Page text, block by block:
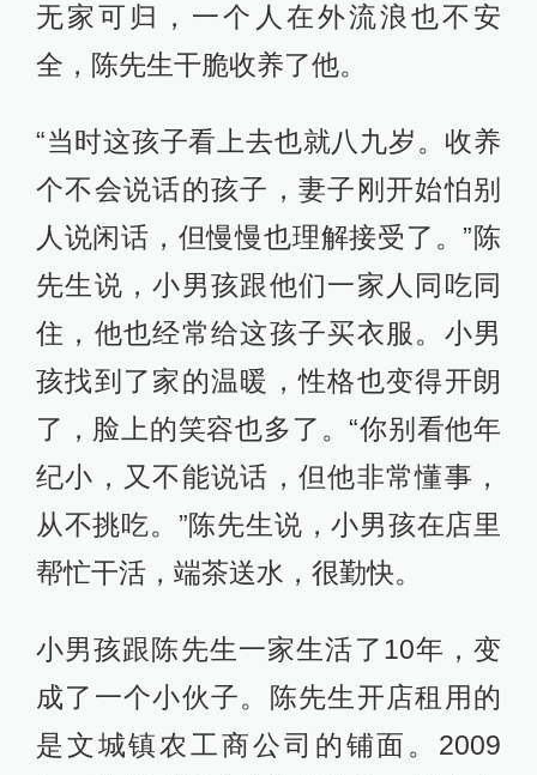
无家可归，一个人在外流浪也不安
全，陈先生干脆收养了他。
“当时这孩子看上去也就八九岁。收养
个不会说话的孩子，妻子刚开始怕别
人说闲话，但慢慢也理解接受了。”陈
先生说，小男孩跟他们一家人同吃同
住，他也经常给这孩子买衣服。小男
孩找到了家的温暖，性格也变得开朗
了，脸上的笑容也多了。“你别看他年
纪小，又不能说话，但他非常懂事，
从不挑吃。”陈先生说，小男孩在店里
帮忙干活，端茶送水，很勤快。
小男孩跟陈先生一家生活了10年，变
成了一个小伙子。陈先生开店租用的
是文城镇农工商公司的铺面。2009